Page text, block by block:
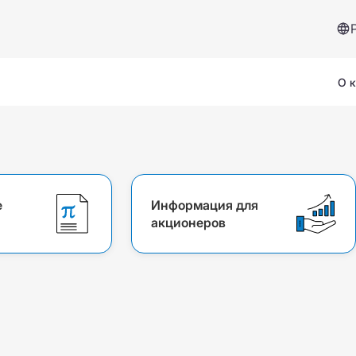
Сервисы и помощь
О
Информация для
акционеров